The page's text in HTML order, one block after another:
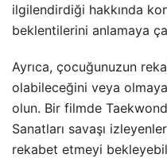
ilgilendirdiği hakkında
beklentilerini anlamaya
Ayrıca, çocuğunuzun
olabileceğini veya
olun. Bir filmde
Sanatları savaşı
rekabet etmeyi